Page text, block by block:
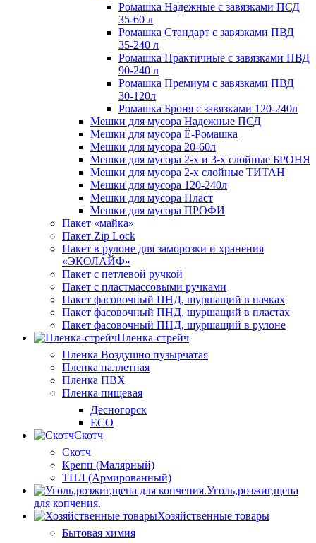
Ромашка Надежные с завязками ПСД
35-60 л
Ромашка Стандарт с завязками ПВД
35-240 л
Ромашка Практичные с завязками ПВД
90-240 л
Ромашка Премиум с завязками ПВД
30-120л
Ромашка Броня с завязками 120-240л
Мешки для мусора Надежные ПСД
Мешки для мусора Ё-Ромашка
Мешки для мусора 20-60л
Мешки для мусора 2-х и 3-х слойные БРОНЯ
Мешки для мусора 2-х слойные ТИТАН
Мешки для мусора 120-240л
Мешки для мусора Пласт
Мешки для мусора ПРОФИ
Пакет «майка»
Пакет Zip Lock
Пакет в рулоне для заморозки и хранения
«ЭКОЛАЙФ»
Пакет с петлевой ручкой
Пакет с пластмассовыми ручками
Пакет фасовочный ПНД, шуршащий в пачках
Пакет фасовочный ПНД, шуршащий в пластах
Пакет фасовочный ПНД, шуршащий в рулоне
Пленка-стрейч
Пленка Воздушно пузырчатая
Пленка паллетная
Пленка ПВХ
Пленка пищевая
Десногорск
ECO
Скотч
Скотч
Крепп (Малярный)
ТПЛ (Армированный)
Уголь,розжиг,щепа
для копчения.
Хозяйственные товары
Бытовая химия